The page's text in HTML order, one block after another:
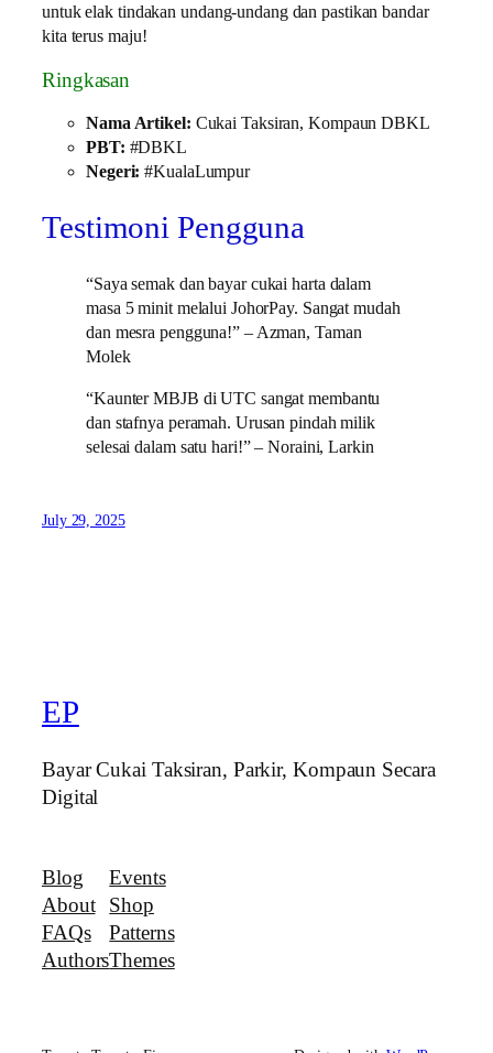
untuk elak tindakan undang-undang dan pastikan bandar
kita terus maju!
Ringkasan
Nama Artikel: Cukai Taksiran, Kompaun DBKL
PBT: #DBKL
Negeri: #KualaLumpur
Testimoni Pengguna
“Saya semak dan bayar cukai harta dalam
masa 5 minit melalui JohorPay. Sangat mudah
dan mesra pengguna!” – Azman, Taman
Molek
“Kaunter MBJB di UTC sangat membantu
dan stafnya peramah. Urusan pindah milik
selesai dalam satu hari!” – Noraini, Larkin
July 29, 2025
EP
Bayar Cukai Taksiran, Parkir, Kompaun Secara
Digital
Blog
About
FAQs
Authors
Events
Shop
Patterns
Themes